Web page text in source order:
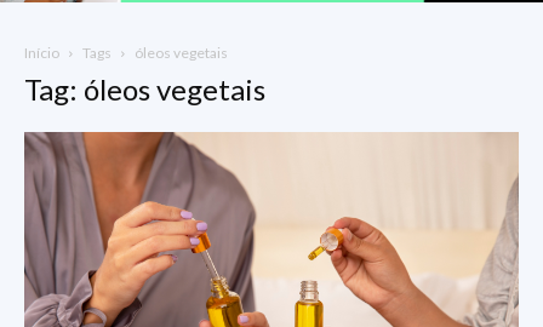
Início Tags óleos vegetais
Tag: óleos vegetais